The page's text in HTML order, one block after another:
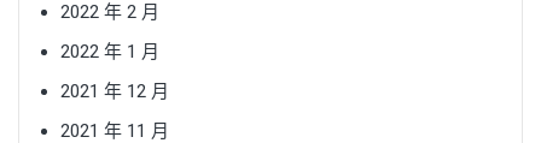
2022 年 2 月
2022 年 1 月
2021 年 12 月
2021 年 11 月